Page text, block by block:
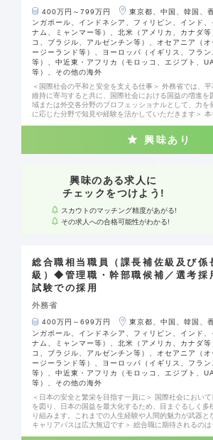
400万円～799万円
東京都、中国、韓国、
ンガポール、インドネシア、フィリピン、インド、
ナム、ミャンマー等）、北米（アメリカ、カナダ
コ、ブラジル、アルゼンチン等）、オセアニア（
ージーランド等）、ヨーロッパ（イギリス、フラ
等）、中近東・アフリカ（モロッコ、エジプト、
等）、その他の海外
＜国際社会の平和と安全を支える仕事＞ 外務省では、
維持に寄与すると共に、国際社会における国益の増進を
域または外交各分野のプロフェッショナルとして、力を
に応じた分野で知見や経験を活かしていただきます＞
関わる国際情報統括官組織や、組織の運営に関わる大臣
応、国際法、軍縮・不拡散、領事等の分野において、政
支えます。様々な外国語能力や、諸外国の政治や経済、
に活かせます。デジタル化やサイバーセキュリティに役
もあるでしょう。 ＜知見を広げ、深めていただけるキ
単位で異動があり、幅広い経験を積むことができます。
を駆使し、安全保障に関する業務に携わる」等、スキル
興味あり
興味のある求人に
チェックをつけよう!
スカウトのマッチング精度があがる!
その求人への合格可能性がわかる!
総合職相当職員（課長補佐級及び係
級）◆管理職・幹部職候補／選考採
試験での採用
外務省
400万円～699万円
東京都、中国、韓国、
ンガポール、インドネシア、フィリピン、インド、
ナム、ミャンマー等）、北米（アメリカ、カナダ
コ、ブラジル、アルゼンチン等）、オセアニア（
ージーランド等）、ヨーロッパ（イギリス、フラ
等）、中近東・アフリカ（モロッコ、エジプト、
等）、その他の海外
＜日本の安全と繁栄を目指す一員に＞ 国際社会におい
を図り、日本の国益を最大化するため、目まぐるしく多
り組みます。これまでの人生経験や人間的魅力が武器と
キャリアパスは広大無辺です＞ 総合職に期待されるの